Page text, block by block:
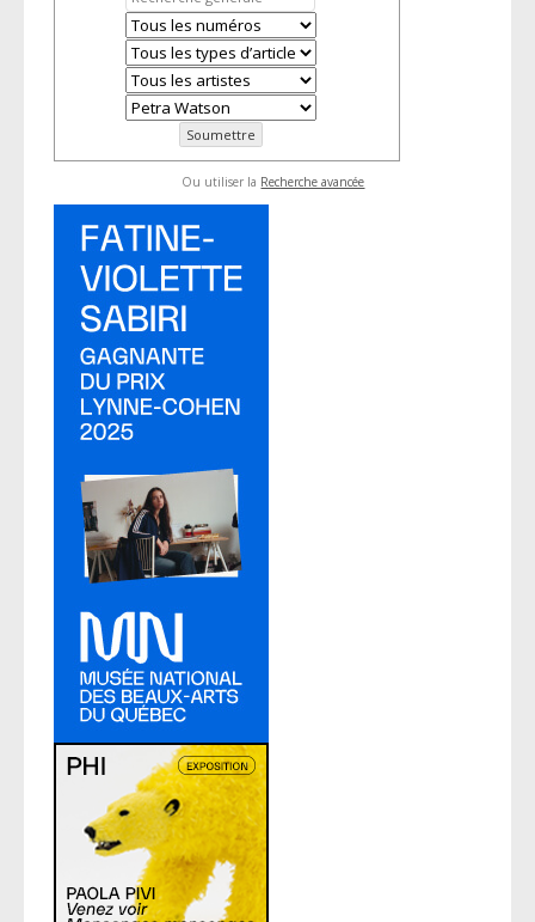
Ou utiliser la Recherche avancée